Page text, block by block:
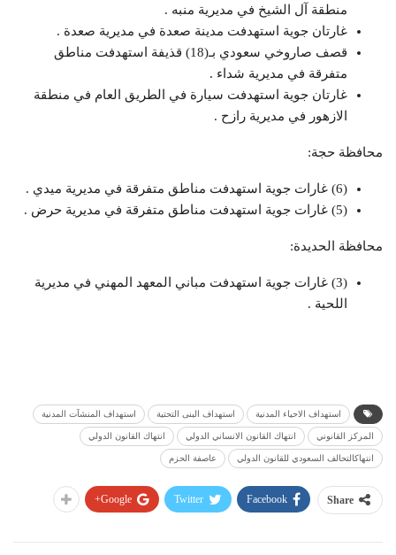
منطقة آل الشيخ في مديرية منبه .
غارتان جوية استهدفت مدينة صعدة في مديرية صعدة .
قصف صاروخي سعودي بـ(18) قذيفة استهدفت مناطق
متفرقة في مديرية شداء .
غارتان جوية استهدفت سيارة في الطريق العام في منطقة
الازهور في مديرية رازح .
محافظة حجة:
(6) غارات جوية استهدفت مناطق متفرقة في مديرية ميدي .
(5) غارات جوية استهدفت مناطق متفرقة في مديرية حرض .
محافظة الحديدة:
(3) غارات جوية استهدفت مباني المعهد المهني في مديرية
اللحية .
استهداف الاحياء المدنية استهداف البنى التحتية استهداف المنشآت المدنية
المركز القانوني انتهاك القانون الانساني الدولي انتهاك القانون الدولي
انتهاكالتحالف السعودي للقانون الدولي عاصفة الحزم
Share
Facebook
Twitter
Google+